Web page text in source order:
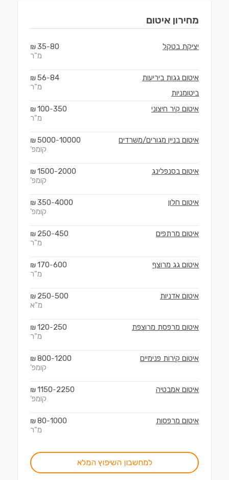
מחירון איטום
יציקת בטקל 35-80
₪
מ"ר
איטום גגות ביריעות
ביטומניות
56-84
₪
מ"ר
איטום קיר חיצוני 100-350
₪
מ"ר
איטום בניין מגורים/משרדים 5000-10000
₪
קומפ'
איטום בסנפלינג 1500-2000
₪
קומפ'
איטום חלון 350-4000
₪
קומפ'
איטום מרתפים 250-450
₪
מ"ר
איטום גג מרוצף 170-600
₪
מ"ר
איטום אדניות 250-500
₪
מ"א
איטום מרפסת מרוצפת 120-250
₪
מ"ר
איטום קירות פנימיים 800-1200
₪
קומפ'
איטום אמבטיה 1150-2250
₪
קומפ'
איטום מרפסות 80-1000
₪
מ"ר
למחשבון השיפוץ המלא